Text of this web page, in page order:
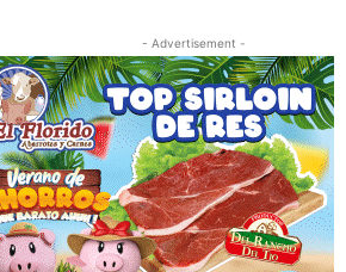
- Advertisement -